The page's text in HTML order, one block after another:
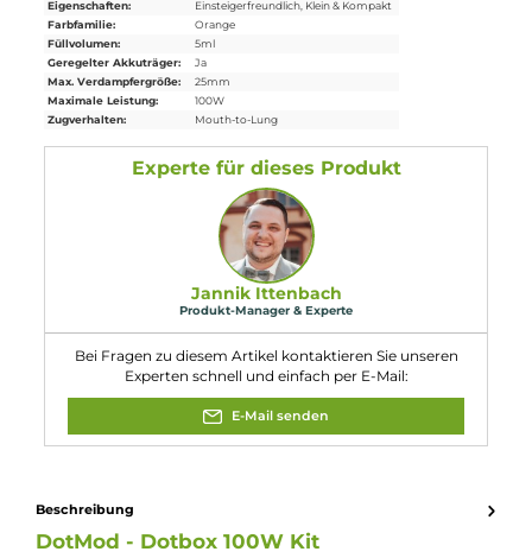
1 x DotMod dotAIO V2Verdampferkopf
1 x DotMod dotAIO V2
1 xErsatzglas
1 x Ersatz O-Ringe
1 x 18650er Adapterhülse
1 x Bedienungsanleitung
Abmessungen
Füllvolumen: 5.0 ml
Akkuplätze:
Display:
LCD Farb-Display